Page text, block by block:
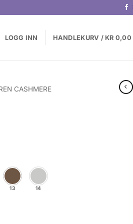
LOGG INN HANDLEKURV /KR 0,00
CASHMERE
13 14